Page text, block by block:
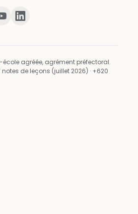
école agréée, agrément préfectoral.
de leçons (juillet 2026) · +620